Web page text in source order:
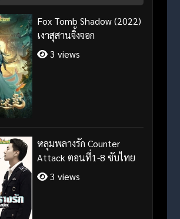
Fox Tomb Shadow (2022)
เงาสุสานจิ้งจอก
3 views
หลุมพลางรัก Counter
Attack ตอนที่1-8 ซับไทย
3 views